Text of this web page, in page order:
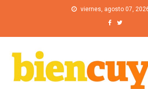
viernes, agosto 07,